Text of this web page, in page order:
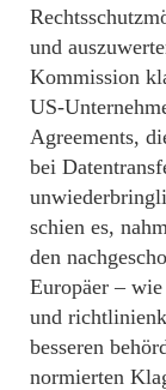
und
Kommission
US-
Agreements,
bei
schien es,
den
Europäer – wie
und
besseren
normierten